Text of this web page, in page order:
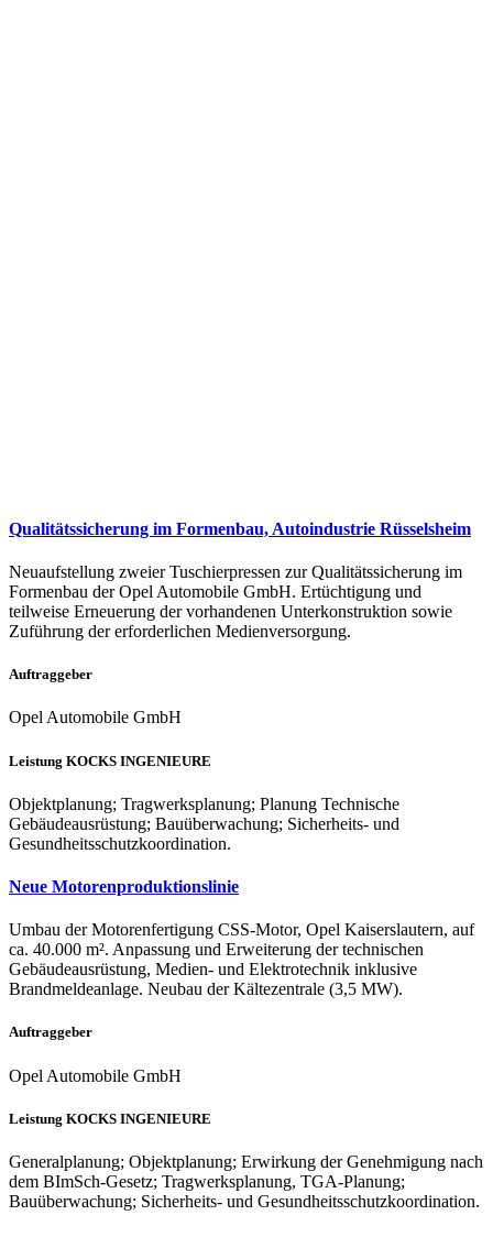
Qualitätssicherung im Formenbau, Autoindustrie Rüsselsheim
Neuaufstellung zweier Tuschierpressen zur Qualitätssicherung im
Formenbau der Opel Automobile GmbH. Ertüchtigung und
teilweise Erneuerung der vorhandenen Unterkonstruktion sowie
Zuführung der erforderlichen Medienversorgung.
Auftraggeber
Opel Automobile GmbH
Leistung KOCKS INGENIEURE
Objektplanung; Tragwerksplanung; Planung Technische
Gebäudeausrüstung; Bauüberwachung; Sicherheits- und
Gesundheitsschutzkoordination.
Neue Motorenproduktionslinie
Umbau der Motorenfertigung CSS-Motor, Opel Kaiserslautern, auf
ca. 40.000 m². Anpassung und Erweiterung der technischen
Gebäudeausrüstung, Medien- und Elektrotechnik inklusive
Brandmeldeanlage. Neubau der Kältezentrale (3,5 MW).
Auftraggeber
Opel Automobile GmbH
Leistung KOCKS INGENIEURE
Generalplanung; Objektplanung; Erwirkung der Genehmigung nach
dem BImSch-Gesetz; Tragwerksplanung, TGA-Planung;
Bauüberwachung; Sicherheits- und Gesundheitsschutzkoordination.